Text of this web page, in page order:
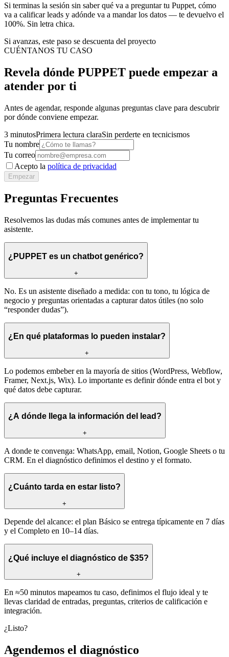
Si terminas la sesión sin saber qué va a preguntar tu Puppet, cómo
va a calificar leads y adónde va a mandar los datos — te devuelvo el
100%. Sin letra chica.
Si avanzas, este paso se descuenta del proyecto
CUÉNTANOS TU CASO
Revela dónde PUPPET puede empezar a
atender por ti
Antes de agendar, responde algunas preguntas clave para descubrir
por dónde conviene empezar.
3 minutosPrimera lectura claraSin perderte en tecnicismos
Tu nombre
Tu correo
Acepto la política de privacidad
Empezar
Preguntas Frecuentes
Resolvemos las dudas más comunes antes de implementar tu
asistente.
¿PUPPET es un chatbot genérico?
+
No. Es un asistente diseñado a medida: con tu tono, tu lógica de
negocio y preguntas orientadas a capturar datos útiles (no solo
“responder dudas”).
¿En qué plataformas lo pueden instalar?
+
Lo podemos embeber en la mayoría de sitios (WordPress, Webflow,
Framer, Next.js, Wix). Lo importante es definir dónde entra el bot y
qué datos debe capturar.
¿A dónde llega la información del lead?
+
A donde te convenga: WhatsApp, email, Notion, Google Sheets o tu
CRM. En el diagnóstico definimos el destino y el formato.
¿Cuánto tarda en estar listo?
+
Depende del alcance: el plan Básico se entrega típicamente en 7 días
y el Completo en 10–14 días.
¿Qué incluye el diagnóstico de $35?
+
En ≈50 minutos mapeamos tu caso, definimos el flujo ideal y te
llevas claridad de entradas, preguntas, criterios de calificación e
integración.
¿Listo?
Agendemos el diagnóstico